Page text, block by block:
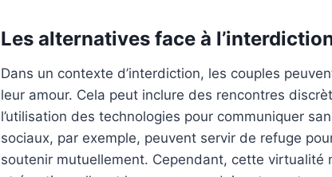
Les alternatives face à
Dans un contexte d’interdiction, les couples
leur amour. Cela peut inclure des rencontres
l’utilisation des technologies pour communiquer
sociaux, par exemple, peuvent servir de refuge
soutenir mutuellement. Cependant, cette virtualité